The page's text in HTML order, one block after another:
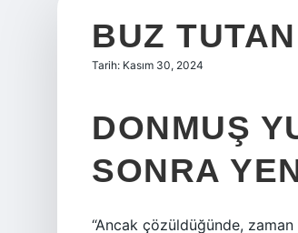
BUZ
Tarih: Kasım 30, 2024
DONMUŞ
SONRA
“Ancak çözüldüğünde,